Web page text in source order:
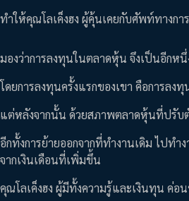
ทำให้คุณโลเค็งฮง ผู้คุ้นเคยกับศัพท์ทางกา
มองว่าการลงทุนในตลาดหุ้น จึงเป็นอีกห
โดยการลงทุนครั้งแรกของเขา คือการล
แต่หลังจากนั้น ด้วยสภาพตลาดหุ้นที่ปรับ
อีกทั้งการย้ายออกจากที่ทำงานเดิม ไปทำ
จากเงินเดือนที่เพิ่มขึ้น
คุณโลเค็งฮง ผู้มีทั้งความรู้และเงินทุน ค่อ